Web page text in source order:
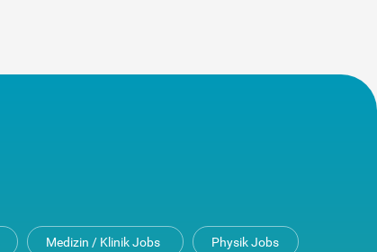
Medizin / Klinik Jobs Physik Jobs